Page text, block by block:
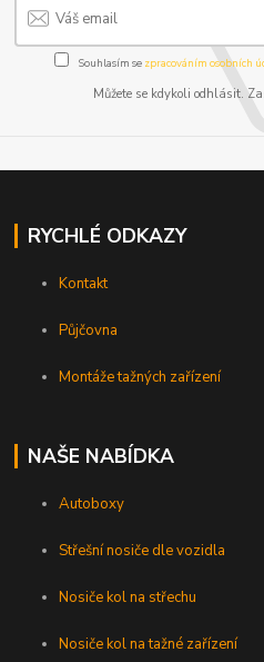
Souhlasím se zpracováním osobních
Můžete se kdykoli odhlásit.
RYCHLÉ ODKAZY
Kontakt
Půjčovna
Montáže tažných zařízení
NAŠE NABÍDKA
Autoboxy
Střešní nosiče dle vozidla
Nosiče kol na střechu
Nosiče kol na tažné zařízení